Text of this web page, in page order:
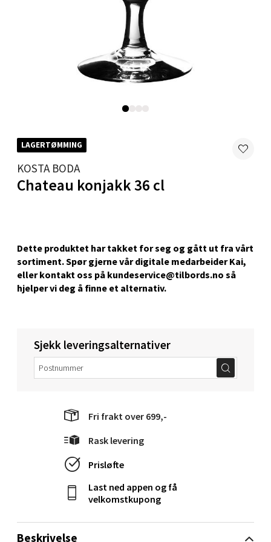
LAGERTØMMING
KOSTA BODA
Chateau konjakk 36 cl
Dette produktet har takket for seg og gått ut fra vårt
sortiment. Spør gjerne vår digitale medarbeider Kai,
eller kontakt oss på kundeservice@tilbords.no så
hjelper vi deg å ﬁnne et alternativ.
Beskrivelse
Sjekk leveringsalternativer
Fri frakt over 699,-
Rask levering
Prisløfte
Last ned appen og få
velkomstkupong
Åpent i dag 10-20
0 i butikk
Stavanger og Sandnes - Kilden
Senter
Gartnerveien 16, 4016 Stavanger
Velg
Stavanger og Sandnes - Kvadrat
Åpent i dag 10-21
0 i butikk
Velg